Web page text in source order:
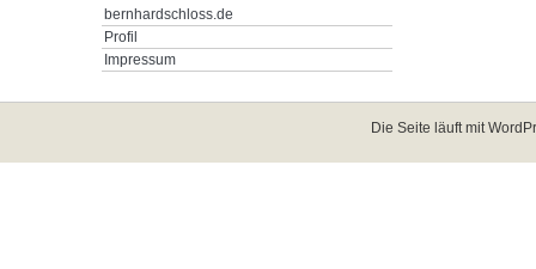
bernhardschloss.de
Profil
Impressum
Die Seite läuft mit